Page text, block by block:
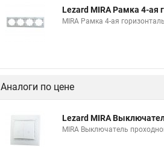
Lezard MIRA Рамка 4-ая
MIRA Рамка 4-ая
Аналоги по цене
Lezard MIRA
MIRA Выключатель